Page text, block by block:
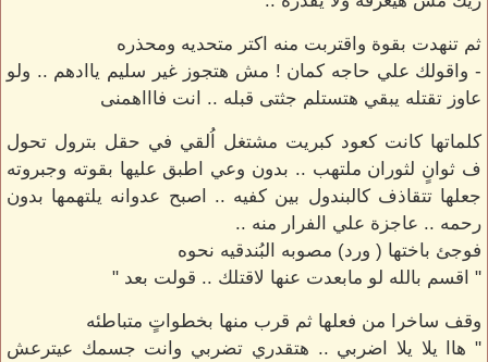
ثم تنهدت بقوة واقتربت منه اكتر متحديه ومحذره
- واقولك علي حاجه كمان ! مش هتجوز غير سليم ياادهم .. ولو
عاوز تقتله يبقي هتستلم جثتى قبله .. انت فاااهمنى
كلماتها كانت كعود كبريت مشتغل اُلقي في حقل بترول تحول
ف ثوانٍ لثوران ملتهب .. بدون وعي اطبق عليها بقوته وجبروته
جعلها تتقاذف كالبندول بين كفيه .. اصبح عدوانه يلتهمها بدون
رحمه .. عاجزة علي الفرار منه ..
فوجئ باختها ( ورد) مصوبه البُندقيه نحوه
" اقسم بالله لو مابعدت عنها لاقتلك .. قولت بعد "
وقف ساخرا من فعلها ثم قرب منها بخطواتٍ متباطئه
" هاا يلا يلا اضربي .. هتقدري تضربي وانت جسمك عيترعش